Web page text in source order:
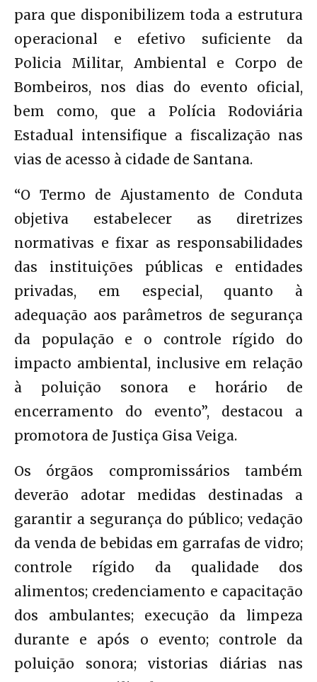
para que disponibilizem toda a estrutura
operacional e efetivo suficiente da
Policia Militar, Ambiental e Corpo de
Bombeiros, nos dias do evento oficial,
bem como, que a Polícia Rodoviária
Estadual intensifique a fiscalização nas
vias de acesso à cidade de Santana.
“O Termo de Ajustamento de Conduta
objetiva estabelecer as diretrizes
normativas e fixar as responsabilidades
das instituições públicas e entidades
privadas, em especial, quanto à
adequação aos parâmetros de segurança
da população e o controle rígido do
impacto ambiental, inclusive em relação
à poluição sonora e horário de
encerramento do evento”, destacou a
promotora de Justiça Gisa Veiga.
Os órgãos compromissários também
deverão adotar medidas destinadas a
garantir a segurança do público; vedação
da venda de bebidas em garrafas de vidro;
controle rígido da qualidade dos
alimentos; credenciamento e capacitação
dos ambulantes; execução da limpeza
durante e após o evento; controle da
poluição sonora; vistorias diárias nas